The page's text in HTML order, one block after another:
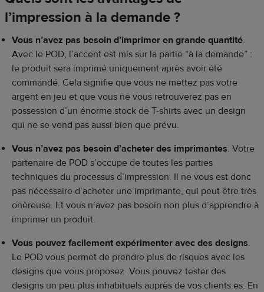
l’impression à la demande ?
Vous n’avez pas besoin d’imprimer en grande quantité.
Avec le POD, l’accent est mis sur la partie “à la demande” :
le produit sera imprimé uniquement après avoir été
commandé. Cela signifie que vous ne mettez pas votre
argent en jeu et que vous ne vous retrouverez pas en
possession d’un énorme stock de T-shirts avec un design
qui ne se vend pas aussi bien que prévu.
Vous n’avez pas besoin d’acheter des imprimantes. Votre
partenaire de POD s’occupe de toutes les parties
techniques du processus d’impression. Il ne vous est donc
pas nécessaire d’acheter une imprimante, qui peut être très
onéreuse. Et vous n’avez pas besoin non plus d’apprendre à
imprimer un produit.
Vous pouvez facilement expérimenter avec des designs.
Le POD vous permet de prendre plus de risques avec les
designs que vous proposez. Vous pouvez tester des
designs un peu plus inhabituels auprès de vos clients.es. En